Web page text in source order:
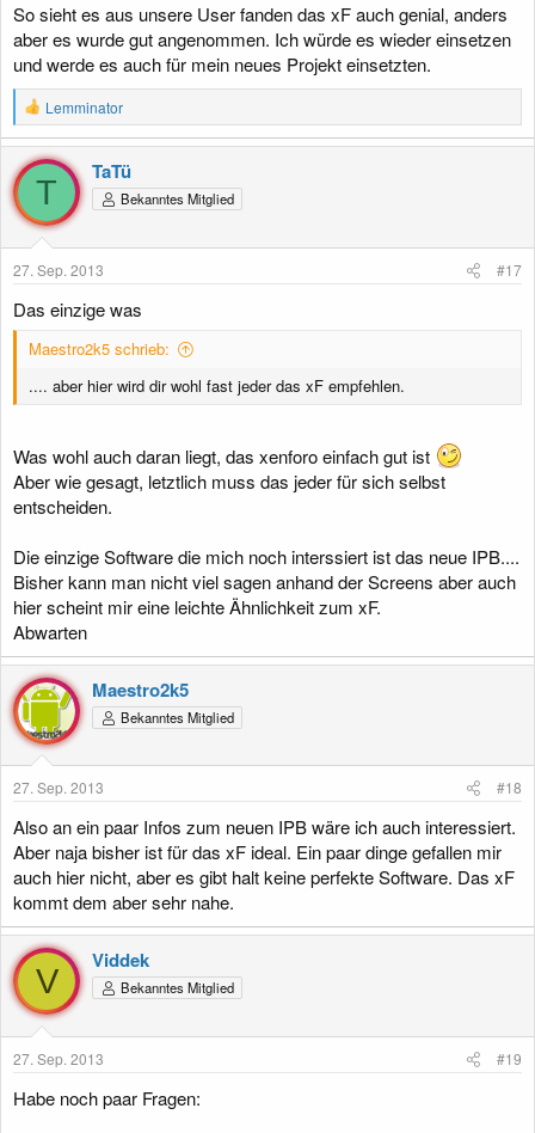
So sieht es aus unsere User fanden das xF auch genial, anders
aber es wurde gut angenommen. Ich würde es wieder einsetzen
und werde es auch für mein neues Projekt einsetzten.
R
e
a
k
t
i
o
n
n
Lemminator
T
TaTü
Bekanntes Mitglied
27. Sep. 2013 #17
Das einzige was
Maestro2k5 schrieb:
.... aber hier wird dir wohl fast jeder das xF empfehlen.
Was wohl auch daran liegt, das xenforo einfach gut ist
Aber wie gesagt, letztlich muss das jeder für sich selbst
entscheiden.
Die einzige Software die mich noch interssiert ist das neue IPB....
Bisher kann man nicht viel sagen anhand der Screens aber auch
hier scheint mir eine leichte Ähnlichkeit zum xF.
Abwarten
Maestro2k5
Bekanntes Mitglied
27. Sep. 2013 #18
Also an ein paar Infos zum neuen IPB wäre ich auch interessiert.
Aber naja bisher ist für das xF ideal. Ein paar dinge gefallen mir
auch hier nicht, aber es gibt halt keine perfekte Software. Das xF
kommt dem aber sehr nahe.
V
Viddek
Bekanntes Mitglied
27. Sep. 2013 #19
Habe noch paar Fragen: